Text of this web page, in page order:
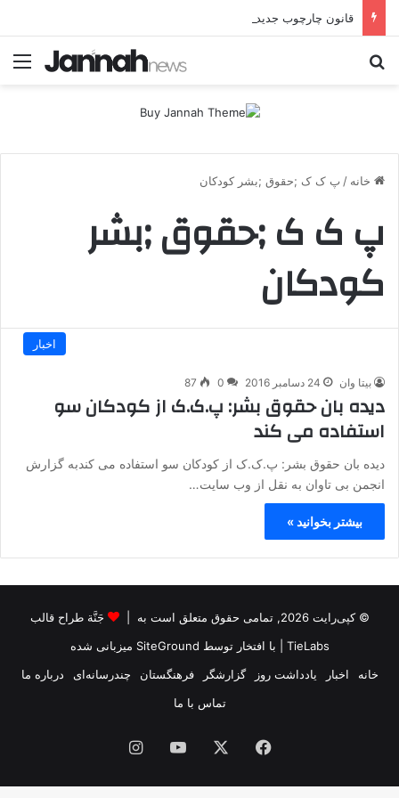
خانه / پ ک ک ;حقوق ;بشر کودکان
پ ک ک ;حقوق ;بشر
کودکان
اخبار
بیتا وان 24 دسامبر 2016 0
87
دیده بان حقوق بشر: پ.ک.ک از کودکان سو
استفاده می کند
دیده بان حقوق بشر: پ.ک.ک از کودکان سو استفاده می کندبه گزارش
انجمن بی تاوان به نقل از وب سایت…
بیشتر بخوانید »
© کپی‌رایت 2026, تمامی حقوق متعلق است به |
جَنَّة طراح قالب
TieLabs | با افتخار توسط SiteGround میزبانی شده
خانه
اخبار یادداشت روز گزارشگر فرهنگستان چندرسانه‌ای
درباره ما
تماس با ما
فیس
بوک
یوتیوب